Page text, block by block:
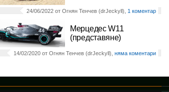
24/06/2022 от Огнян Тенчев (drJeckyll), 1 коментар
Мерцедес W11
(представяне)
14/02/2020 от Огнян Тенчев (drJeckyll), няма коментари